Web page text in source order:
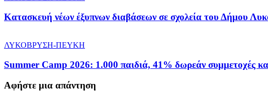
Κατασκευή νέων έξυπνων διαβάσεων σε σχολεία του Δήμου
ΛΥΚΟΒΡΥΣΗ-ΠΕΥΚΗ
Summer Camp 2026: 1.000 παιδιά, 41% δωρεάν συμμετοχές
Αφήστε μια απάντηση